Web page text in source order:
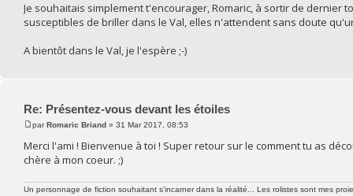
Je souhaitais simplement t'encourager, Romaric, à sortir de dernier
susceptibles de briller dans le Val, elles n'attendent sans doute
A bientôt dans le Val, je l'espère ;-)
Re: Présentez-vous devant les étoiles
parRomaric Briand » 31 Mar 2017, 08:53
Merci l'ami ! Bienvenue à toi ! Super retour sur le comment tu as
chère à mon coeur. ;)
Un personnage de fiction souhaitant s'incarner dans la réalité... Les rolistes sont mes